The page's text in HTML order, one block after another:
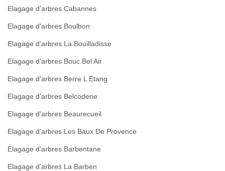
Elagage d'arbres Cabannes
Elagage d'arbres Boulbon
Elagage d'arbres La Bouilladisse
Elagage d'arbres Bouc Bel Air
Elagage d'arbres Berre L Etang
Elagage d'arbres Belcodene
Elagage d'arbres Beaurecueil
Elagage d'arbres Les Baux De Provence
Elagage d'arbres Barbentane
Elagage d'arbres La Barben